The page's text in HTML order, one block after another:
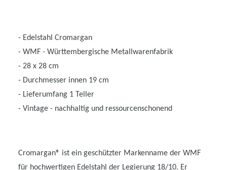
- Edelstahl Cromargan
- WMF - Württembergische Metallwarenfabrik
- 28 x 28 cm
- Durchmesser innen 19 cm
- Lieferumfang 1 Teller
- Vintage - nachhaltig und ressourcenschonend
Cromargan® ist ein geschützter Markenname der WMF
für hochwertigen Edelstahl der Legierung 18/10. Er